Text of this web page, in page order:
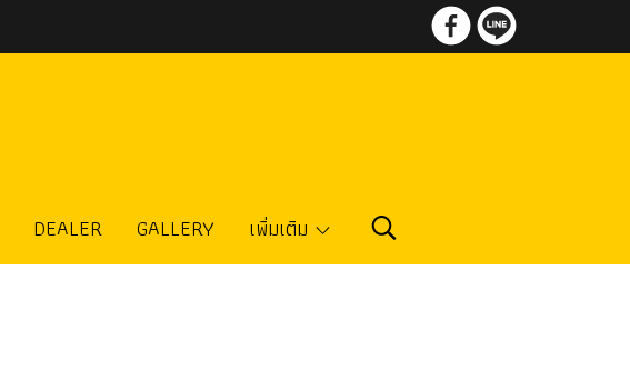
DEALER GALLERY เพิ่มเติม